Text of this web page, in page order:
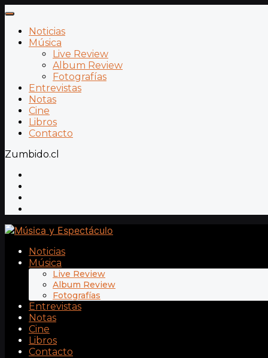
Noticias
Música
Live Review
Album Review
Fotografías
Entrevistas
Notas
Cine
Libros
Contacto
Zumbido.cl
Noticias
Música
Live Review
Album Review
Fotografías
Entrevistas
Notas
Cine
Libros
Contacto